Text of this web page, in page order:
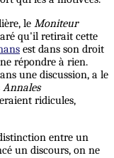
le Moniteur
qu'il retirait cette
est dans son droit
répondre à rien.
une discussion, a le
Annales
ridicules,
entre un
un discours, on ne